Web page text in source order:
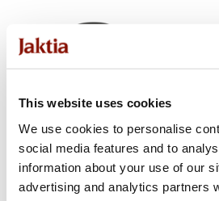
This website uses cookies
We use cookies to personalise
social media features and to
information about your use of our
advertising and analytics partners
Thermacell